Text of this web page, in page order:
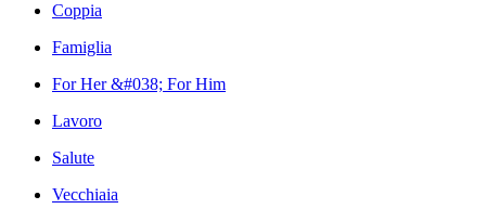
Coppia
Famiglia
For Her &#038; For Him
Lavoro
Salute
Vecchiaia